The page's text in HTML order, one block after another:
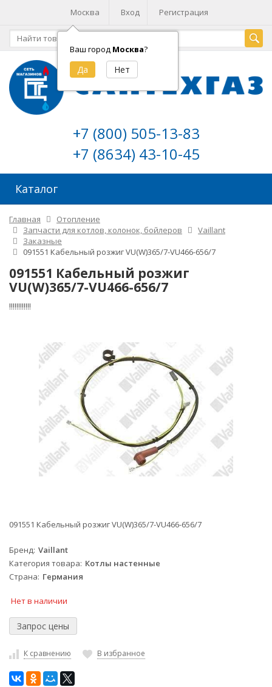
Москва
Ваш город Москва?
Вход Регистрация
+7 (800) 505-13-83
+7 (8634) 43-10-45
Каталог
Главная
Отопление
Запчасти для котлов, колонок, бойлеров
Vaillant
Заказные
091551 Кабельный розжиг VU(W)365/7-VU466-656/7
091551 Кабельный розжиг
VU(W)365/7-VU466-656/7
!!!!!!!!!!!!
091551 Кабельный розжиг VU(W)365/7-VU466-656/7
Бренд Vaillant
Категория товара Котлы настенные
Страна Германия
Нет в наличии
К сравнению В избранное